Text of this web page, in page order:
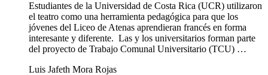
Estudiantes de la Universidad de Costa Rica (UCR) utilizaron
el teatro como una herramienta pedagógica para que los
jóvenes del Liceo de Atenas aprendieran francés en forma
interesante y diferente. Las y los universitarios forman parte
del proyecto de Trabajo Comunal Universitario (TCU) …
Luis Jafeth Mora Rojas